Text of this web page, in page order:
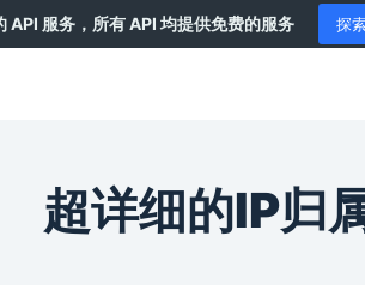
API 服务，所有 API 均提供免费的服务 探
超详细的IP归